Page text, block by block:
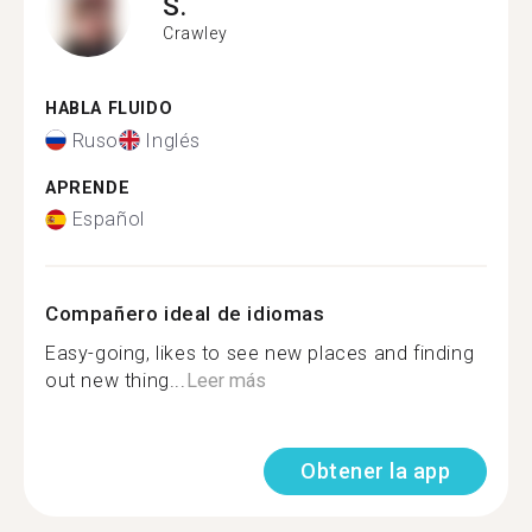
Crawley
HABLA FLUIDO
Ruso Inglés
APRENDE
Español
Compañero ideal de idiomas
Easy-going, likes to see new places and finding
out new thing...Leer más
Obtener la app